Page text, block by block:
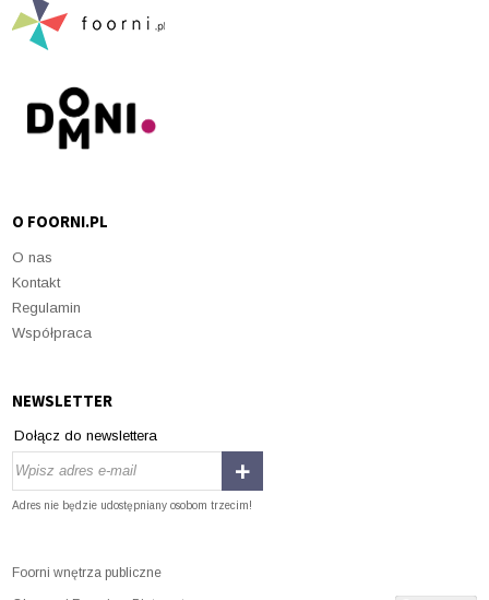
O FOORNI.PL
O nas
Kontakt
Regulamin
Współpraca
NEWSLETTER
Dołącz do newslettera
Adres nie będzie udostępniany osobom trzecim!
Foorni wnętrza publiczne